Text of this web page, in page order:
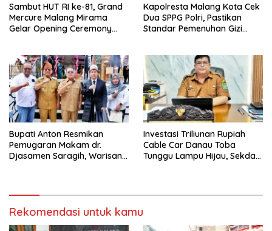
Sambut HUT RI ke-81, Grand
Mercure Malang Mirama
Gelar Opening Ceremony
Kapolresta Malang Kota Cek
Dua SPPG Polri, Pastikan
Standar Pemenuhan Gizi
Bupati Anton Resmikan
Pemugaran Makam dr.
Djasamen Saragih, Warisan
Investasi Triliunan Rupiah
Cable Car Danau Toba
Tunggu Lampu Hijau, Sekda
Rekomendasi untuk kamu